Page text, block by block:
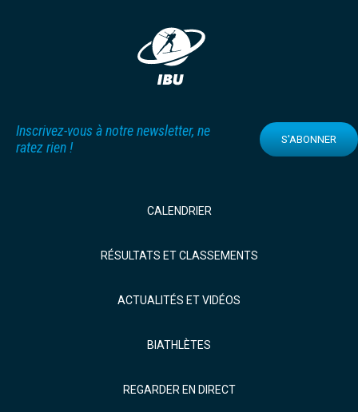
Inscrivez-vous à notre newsletter, ne
ratez rien !
S'ABONNER
CALENDRIER
RÉSULTATS ET CLASSEMENTS
ACTUALITÉS ET VIDÉOS
BIATHLÈTES
REGARDER EN DIRECT